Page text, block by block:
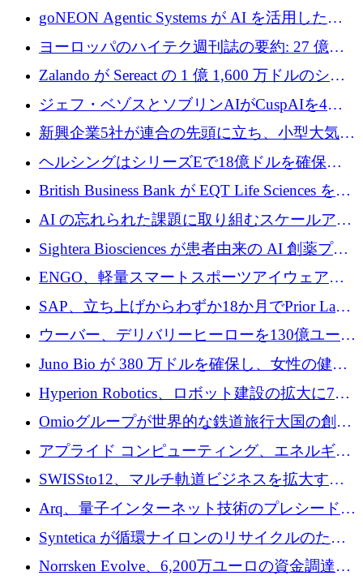
フラの構築に 500 万ユーロを調達
goNEON Agentic Systems が AI を活用したイ
ンフラ計画を加速するために 16 万ユーロを確
ヨーロッパのハイテク週刊誌の要約: 27 億ユ
ーロを超える 60 以上のハイテク資金調達取引
Zalando が Sereact の 1 億 1,600 万ドルのシリ
ーズ B に参加し、AI を活用した倉庫自動化を
ジェフ・ベゾスとソブリンAIがCuspAIを4億
5,000万ドルの資金調達で支援
新興企業5社が連合の先頭に立ち、小型大気質
センサーをEUのクリーンエア政策の中心に据
ヘルシングはシリーズEで18億ドルを確保、
ウーバーはデリバリー・ヒーローを130億ユー
銀行を立ち上げる
British Business Bank が EQT Life Sciences を
2,500 万ユーロのコミットメントで支援
AI の忘れられた課題に取り組むスケールアッ
プを実現: カメラロール
Sightera Biosciences が患者由来の AI 創薬プラ
ットフォームを拡大するために 300 万ユーロ
のプレシードをクローズ
ENGO、軽量スマートスポーツアイウェアの
進歩のために510万ユーロを調達
SAP、立ち上げからわずか18か月でPrior Labs
を10億ユーロ以上の契約で買収
ウーバー、デリバリーヒーローを130億ユーロ
の契約で買収、99か国にまたがるプラットフ
ォームを構築
Juno Bio が 380 万ドルを確保し、女性の健康
専用の初のシーケンスラボを開設
Hyperion Robotics、ロボット建設の拡大に740
万ドルを確保
Omioグループが世界的な鉄道旅行大国の創設
を目指してRail Europeを買収
アプライド コンピューティング、エネルギー
向け基盤 AI の拡張に 2,000 万ドルを調達
SWISSto12、マルチ軌道ビジネスを拡大する
ためにシリーズCで7,000万ドルを調達
Arq、量子インターネット技術のプレシードと
して140万ドルを確保
Syntetica が循環ナイロンのリサイクルのため
にシリーズ A で 3,000 万ドルを調達
Norrsken Evolve、6,200万ユーロの資金調達